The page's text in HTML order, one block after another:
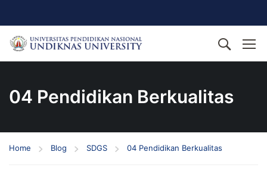
04 Pendidikan Berkualitas
Home Blog SDGS 04 Pendidikan Berkualitas